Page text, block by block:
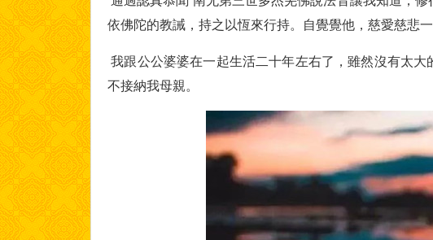
依佛陀的教誡，持之以恆來行持。自覺覺他，慈愛慈悲一
我跟公公婆婆在一起生活二十年左右了，雖然沒有太
不接納我母親。